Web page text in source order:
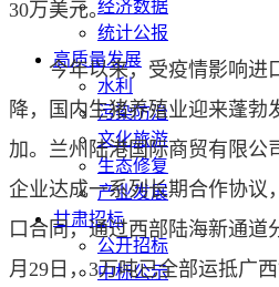
经济数据
统计公报
高质量发展
水利
污染防治
文化旅游
生态修复
产业发展
甘肃招标
公开招标
中标公示
30万美元。
今年以来，受疫情影响进
降，国内生猪养殖业迎来蓬勃
加。兰州陆港国际商贸有限公
企业达成一系列长期合作协议
口合同，通过西部陆海新通道
月29日，3万吨已全部运抵广